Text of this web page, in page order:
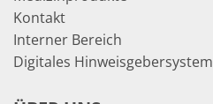
Kontakt
Interner Bereich
Digitales Hinweisgebersystem